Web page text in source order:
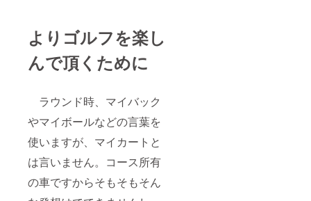
よりゴルフを楽し
んで頂くために
ラウンド時、マイバック
やマイボールなどの言葉を
使いますが、マイカートと
は言いません。コース所有
の車ですからそもそもそん